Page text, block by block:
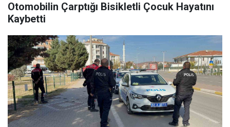
Otomobilin Çarptığı Bisikletli Çocuk Hayatını
Kaybetti